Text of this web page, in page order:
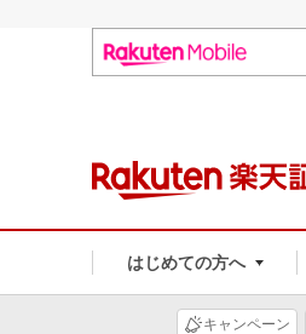
はじめての方へ
キャンペーン